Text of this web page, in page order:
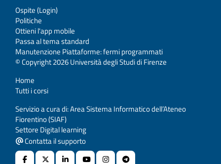
Ospite (Login)
Politiche
Ottieni l'app mobile
Passa al tema standard
Manutenzione Piattaforme: fermi programmati
© Copyright 2026 Università degli Studi di Firenze
Home
Tutti i corsi
Servizio a cura di: Area Sistema Informatico dell’Ateneo
Fiorentino (SIAF)
Settore Digital learning
Contatta il supporto